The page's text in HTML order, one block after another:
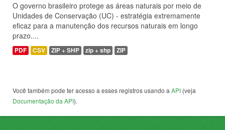
O governo brasileiro protege as áreas naturais por meio de
Unidades de Conservação (UC) - estratégia extremamente
eficaz para a manutenção dos recursos naturais em longo
prazo....
PDF CSV ZIP + SHP zip + shp ZIP
Você também pode ter acesso a esses registros usando a API (veja
Documentação da API).